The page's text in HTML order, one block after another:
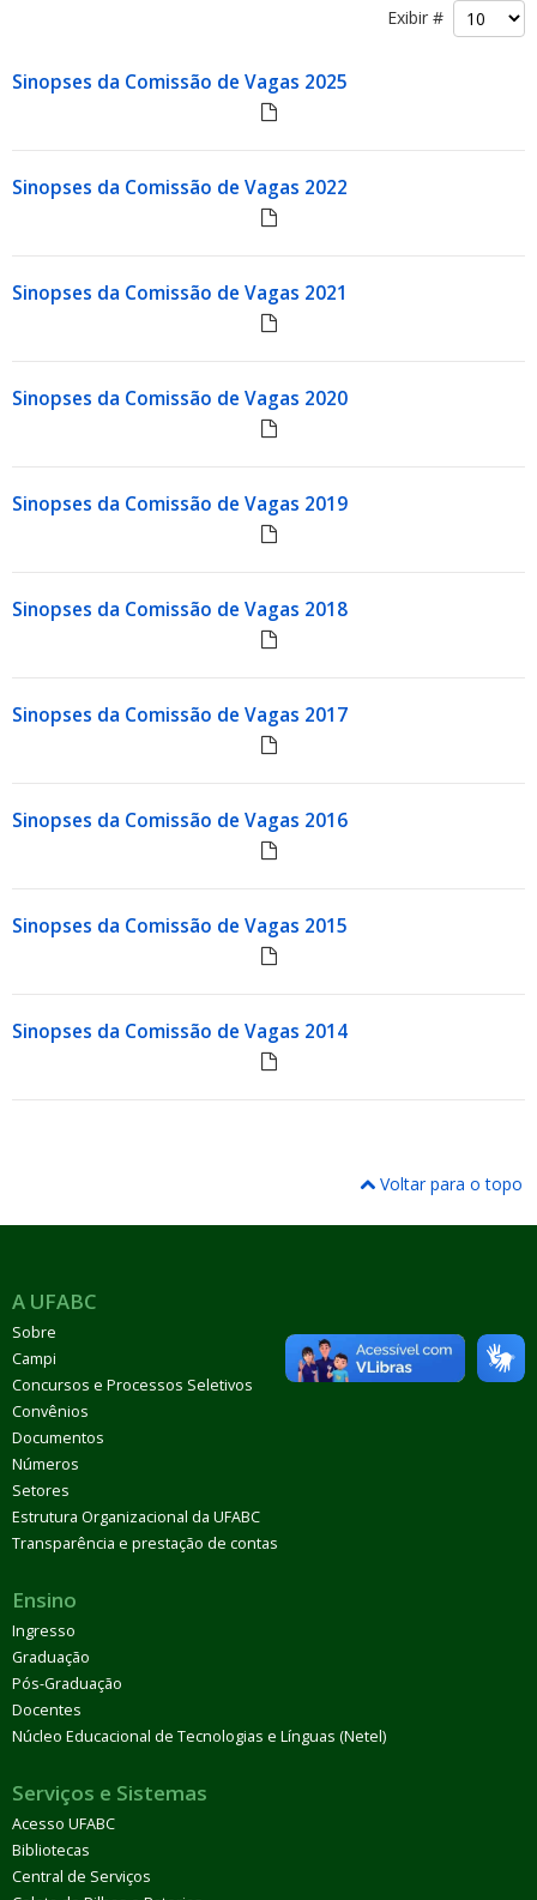
Exibir #
Sinopses da Comissão de Vagas 2025
Sinopses da Comissão de Vagas 2022
Sinopses da Comissão de Vagas 2021
Sinopses da Comissão de Vagas 2020
Sinopses da Comissão de Vagas 2019
Sinopses da Comissão de Vagas 2018
Sinopses da Comissão de Vagas 2017
Sinopses da Comissão de Vagas 2016
Sinopses da Comissão de Vagas 2015
Sinopses da Comissão de Vagas 2014
Voltar para o topo
A UFABC
Sobre
Campi
Concursos e Processos Seletivos
Convênios
Documentos
Números
Setores
Estrutura Organizacional da UFABC
Transparência e prestação de contas
Ensino
Ingresso
Graduação
Pós-Graduação
Docentes
Núcleo Educacional de Tecnologias e Línguas (Netel)
Serviços e Sistemas
Acesso UFABC
Bibliotecas
Central de Serviços